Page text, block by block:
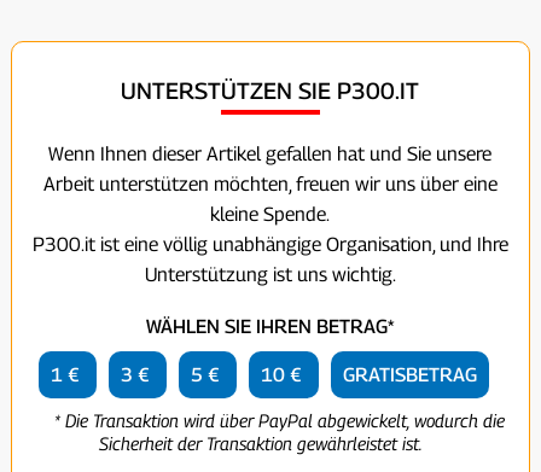
UNTERSTÜTZEN SIE P300.IT
Wenn Ihnen dieser Artikel gefallen hat und Sie unsere
Arbeit unterstützen möchten, freuen wir uns über eine
kleine Spende.
P300.it ist eine völlig unabhängige Organisation, und Ihre
Unterstützung ist uns wichtig.
WÄHLEN SIE IHREN BETRAG*
1 € 3 € 5 € 10 € GRATISBETRAG
* Die Transaktion wird über PayPal abgewickelt, wodurch die
Sicherheit der Transaktion gewährleistet ist.